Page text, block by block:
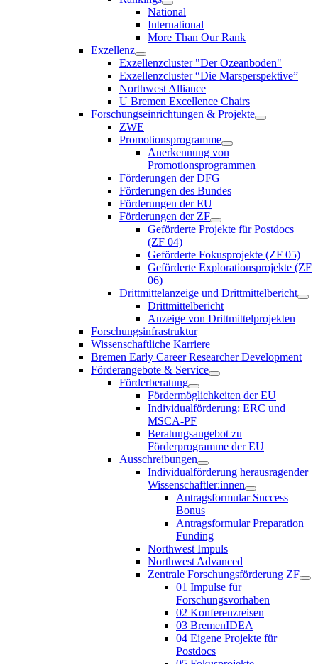
National
International
More Than Our Rank
Exzellenz
Exzellenzcluster "Der Ozeanboden"
Exzellenzcluster “Die Marsperspektive”
Northwest Alliance
U Bremen Excellence Chairs
Forschungseinrichtungen & Projekte
ZWE
Promotionsprogramme
Anerkennung von
Promotionsprogrammen
Förderungen der DFG
Förderungen des Bundes
Förderungen der EU
Förderungen der ZF
Geförderte Projekte für Postdocs
(ZF 04)
Geförderte Fokusprojekte (ZF 05)
Geförderte Explorationsprojekte (ZF
06)
Drittmittelanzeige und Drittmittelbericht
Drittmittelbericht
Anzeige von Drittmittelprojekten
Forschungsinfrastruktur
Wissenschaftliche Karriere
Bremen Early Career Researcher Development
Förderangebote & Service
Förderberatung
Fördermöglichkeiten der EU
Individualförderung: ERC und
MSCA-PF
Beratungsangebot zu
Förderprogramme der EU
Ausschreibungen
Individualförderung herausragender
Wissenschaftler:innen
Antragsformular Success
Bonus
Antragsformular Preparation
Funding
Northwest Impuls
Northwest Advanced
Zentrale Forschungsförderung ZF
01 Impulse für
Forschungsvorhaben
02 Konferenzreisen
03 BremenIDEA
04 Eigene Projekte für
Postdocs